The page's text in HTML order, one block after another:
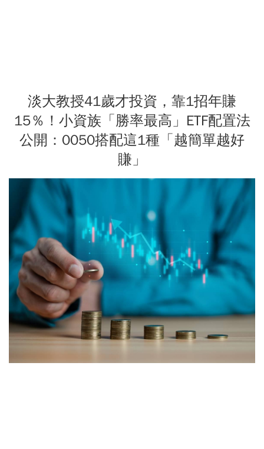
淡大教授41歲才投資，靠1招年賺
15％！小資族「勝率最高」ETF配置法
公開：0050搭配這1種「越簡單越好
賺」